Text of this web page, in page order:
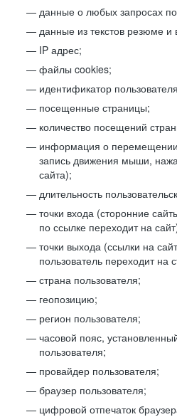
данные о любых запросах
данные из текстов резюме и
IP адрес;
файлы cookies;
идентификатор
посещенные страницы;
количество посещений
информация о перемещении
запись движения мыши,
сайта);
длительность
точки входа (сторонние
по ссылке переходит на
точки выхода (ссылки на
пользователь переходит на
страна пользователя;
геопозицию;
регион пользователя;
часовой пояс,
пользователя;
провайдер пользователя;
браузер пользователя;
цифровой отпечаток